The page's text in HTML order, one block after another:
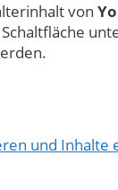
von
und Inhalte